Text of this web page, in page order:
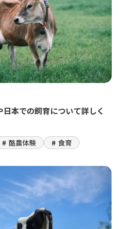
本での飼育について詳しく
酪農体験 食育